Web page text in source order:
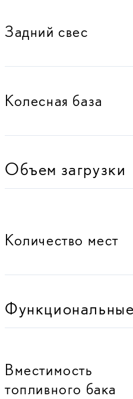
Задний свес
Колесная база
Объем загрузки
Количество мест
Вместимость
топливного бака